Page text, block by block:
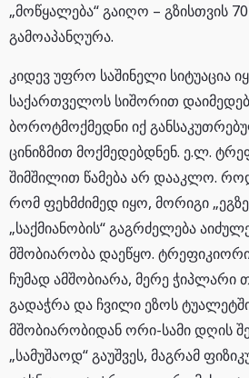
„მოწყალება“ გაიღო – გზისთვის
გამოაპანღურა.
კიდევ უფრო საშინელი სიტუაცია
საქართველოს სიშორით
ბოროტმოქმედნი იქ
ცინიზმით მოქმედებდნენ. ე.ლ.
შიმშილით წამება არ დააკლო.
რომ ფეხმძიმედ იყო, მორიგი
„საქმიანობის“ გაგრძელება
მშობიარობა დაეწყო.
ჩუმად ამშობიარა, მერე ჭიპლარი
გადაჭრა და ჩვილი ეზოს
მშობიარობიდან ორი-სამი დღის
„სამუშაოდ“ გაუშვეს, მაგრამ